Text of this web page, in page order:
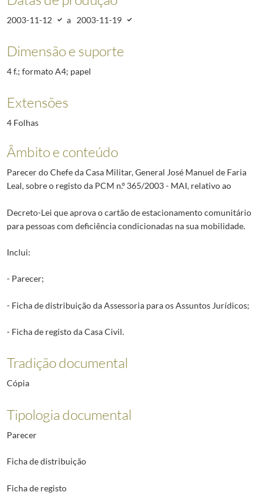
2003-11-12 a 2003-11-19
Dimensão e suporte
4 f.; formato A4; papel
Extensões
4 Folhas
Âmbito e conteúdo
Parecer do Chefe da Casa Militar, General José Manuel de Faria
Leal, sobre o registo da PCM n.º 365/2003 - MAI, relativo ao
Decreto-Lei que aprova o cartão de estacionamento comunitário
para pessoas com deficiência condicionadas na sua mobilidade.
Inclui:
- Parecer;
- Ficha de distribuição da Assessoria para os Assuntos Jurídicos;
- Ficha de registo da Casa Civil.
Tradição documental
Cópia
Tipologia documental
Parecer
Ficha de distribuição
Ficha de registo